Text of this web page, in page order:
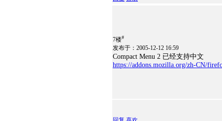
7楼#
发布于：2005-12-12 16:59
Compact Menu 2 已经支持中文
https://addons.mozilla.org/zh-CN/